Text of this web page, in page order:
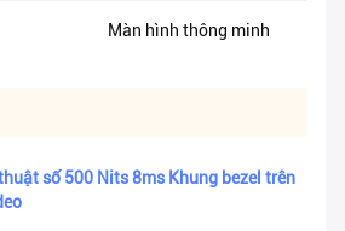
Màn hình thông minh
số 500 Nits 8ms Khung bezel trên